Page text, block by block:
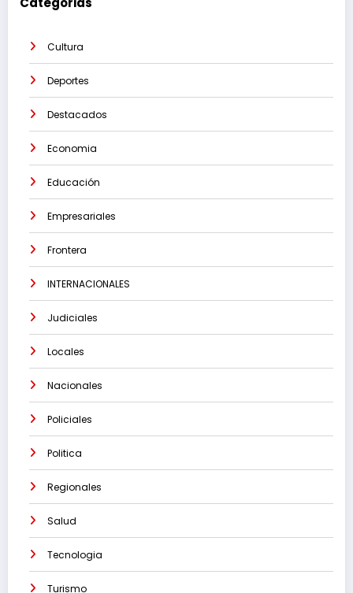
Cultura
Deportes
Destacados
Economia
Educación
Empresariales
Frontera
INTERNACIONALES
Judiciales
Locales
Nacionales
Policiales
Politica
Regionales
Salud
Tecnologia
Turismo